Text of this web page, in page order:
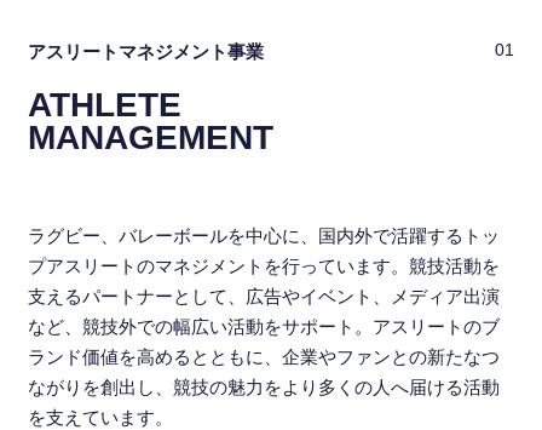
アスリートマネジメント事業 01
ATHLETE
MANAGEMENT
ラグビー、バレーボールを中心に、国内外で活躍するトッ
プアスリートのマネジメントを行っています。競技活動を
支えるパートナーとして、広告やイベント、メディア出演
など、競技外での幅広い活動をサポート。アスリートのブ
ランド価値を高めるとともに、企業やファンとの新たなつ
ながりを創出し、競技の魅力をより多くの人へ届ける活動
を支えています。